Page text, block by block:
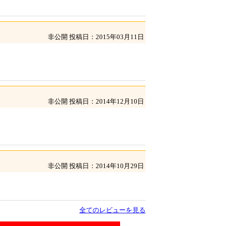
非公開 投稿日：2015年03月11日
非公開 投稿日：2014年12月10日
非公開 投稿日：2014年10月29日
全てのレビューを見る